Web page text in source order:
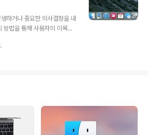
사용하여 복원할 수 있습니
비우기'는 저장장치의 물리적
어씌워 원본 파일의 흔적을
기능이죠. 그런데 OS X 초
하거나 중요한 의사결정을 내
법을 통해 사용자의 이목을
다른 하나는 화면 우측 상단에
며 짜증이 났던 적 한번은 있
메시지의 경우 시간이 지나면
방해금지 모드를 사용해 작동
. 반면에 독 아이콘은 한번 튀기
전환하기 전까지 멈추지 않